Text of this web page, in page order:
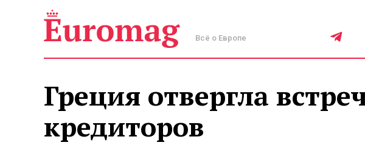
Всё о Европе
Греция отвергла
кредиторов